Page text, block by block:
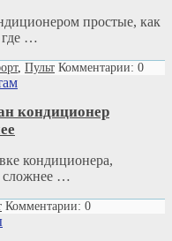
простые, как
где …
, Пульт Комментарии: 0
кондиционер
кондиционера,
сложнее …
Комментарии: 0